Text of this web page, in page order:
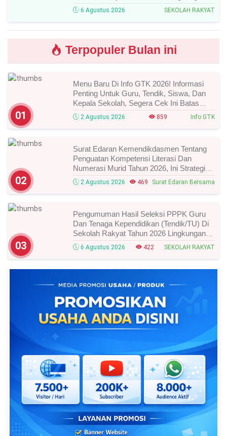
Kementerian Sosial RI, Ini Daftar Nama
Peserta Yang Lolos!
6 Agustus 2026 SEKOLAH RAKYAT
Terpopuler Bulan ini
01
Menu Baru Di Info GTK 2026! Informasi
Penting Untuk Guru, Tendik, Siswa, Dan
Kepala Sekolah, Segera Cek Ini Batas
Waktunya!
2 Agustus 2026 859 Info GTK
02
Surat Edaran Kemendikdasmen Tentang
Penguatan Kompetensi Literasi Dan
Numerasi Murid Tahun 2026, Ini Strategi
Dan Alurnya
2 Agustus 2026 469 Surat Edaran Bersama
03
Pengumuman Hasil Seleksi PPPK Guru
Dan Tenaga Kependidikan (Tendik/TU) Di
Sekolah Rakyat Tahun 2026 Lingkungan
Kementerian Sosial RI, Ini Daftar Nama
Peserta Yang Lolos!
6 Agustus 2026 422 SEKOLAH RAKYAT